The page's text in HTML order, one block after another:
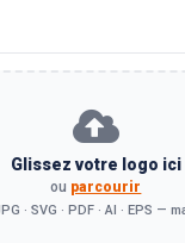
Glissez votre logo ici
ou parcourir
· SVG · PDF · AI · EPS —